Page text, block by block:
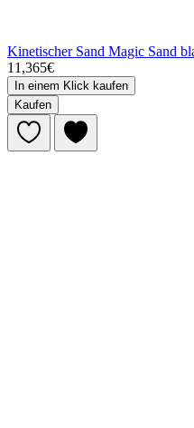
Kinetischer Sand Magic Sand
11,365€
In einem Klick kaufen
Kaufen